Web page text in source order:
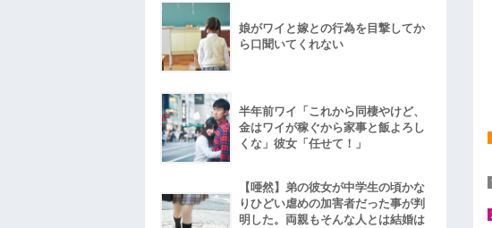
娘がワイと嫁との行為を目撃してか
ら口聞いてくれない
半年前ワイ「これから同棲やけど、
金はワイが稼ぐから家事と飯よろし
くな」彼女「任せて！」
【唖然】弟の彼女が中学生の頃かな
りひどい虐めの加害者だった事が判
明した。両親もそんな人とは結婚は